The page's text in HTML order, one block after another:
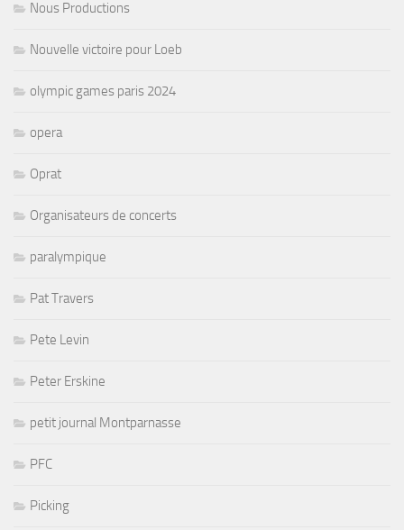
Nous Productions
Nouvelle victoire pour Loeb
olympic games paris 2024
opera
Oprat
Organisateurs de concerts
paralympique
Pat Travers
Pete Levin
Peter Erskine
petit journal Montparnasse
PFC
Picking